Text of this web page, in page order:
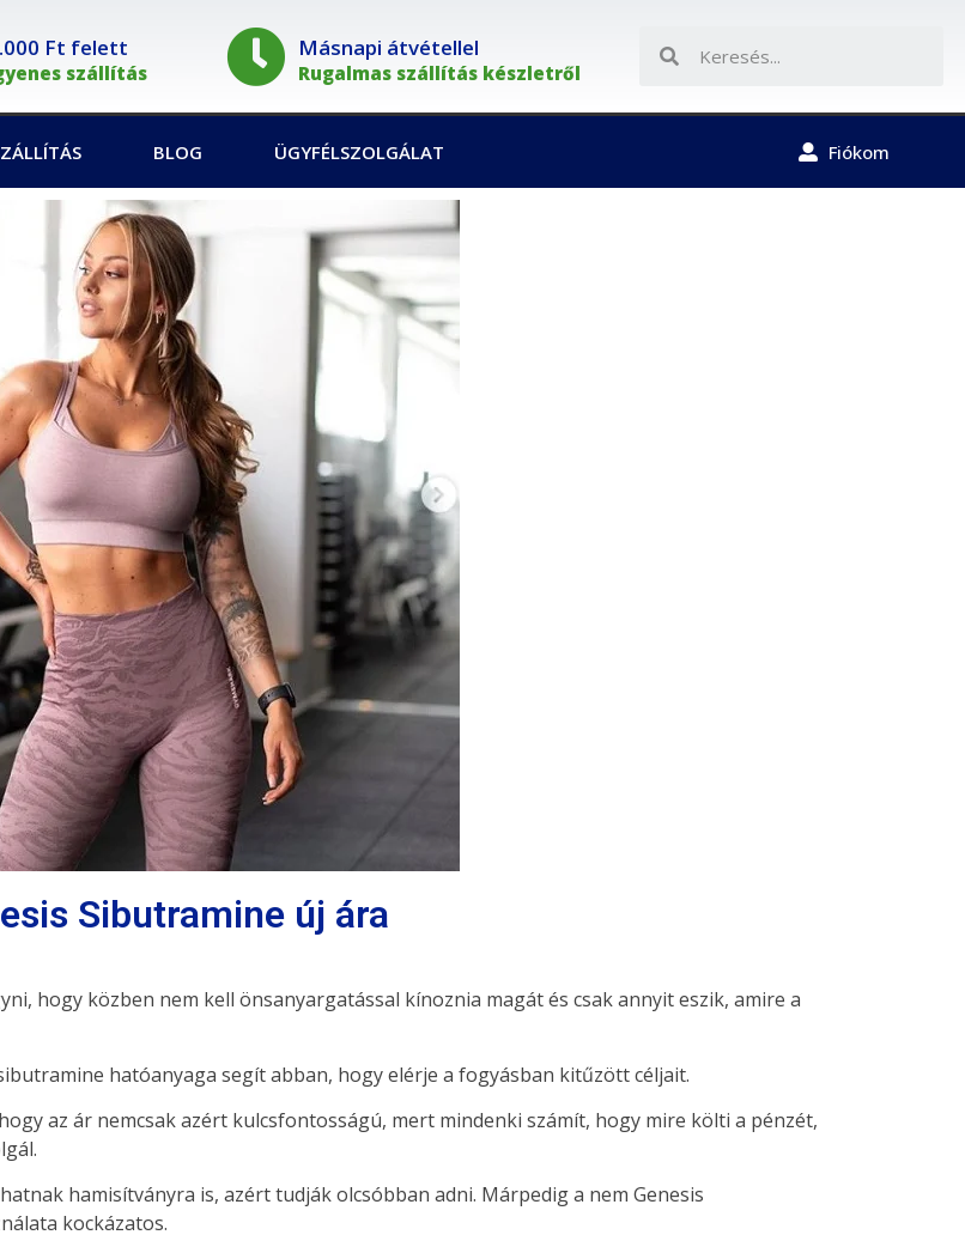
Ft felett
szállítás
Másnapi átvétellel
Rugalmas szállítás készletről
BLOG ÜGYFÉLSZOLGÁLAT Fiókom
Sibutramine új ára
hogy közben nem kell önsanyargatással kínoznia magát és csak annyit eszik, amire a
hatóanyaga segít abban, hogy elérje a fogyásban kitűzött céljait.
az ár nemcsak azért kulcsfontosságú, mert mindenki számít, hogy mire költi a pénzét,
hamisítványra is, azért tudják olcsóbban adni. Márpedig a nem Genesis
kockázatos.